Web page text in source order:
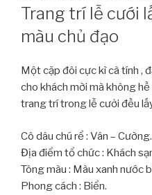
ON
Trang trí lễ cưới
màu chủ đạo
Một cặp đôi cực kì cà tính ,
cho khách mời mà không
trang trí trong lễ cưởi đều
Cô dâu chú rể : Vân – Cường.
Địa điểm tổ chức : Khách
Tông màu : Màu xanh nước
Phong cách : Biển.